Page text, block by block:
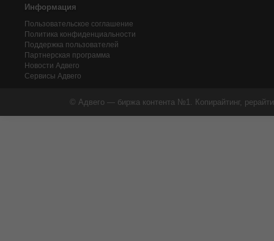
Информация
Пользовательское соглашение
Политика конфиденциальности
Поддержка пользователей
Партнерская программа
Новости Адвего
Сервисы Адвего
© Адвего — биржа контента №1. Копирайтинг,